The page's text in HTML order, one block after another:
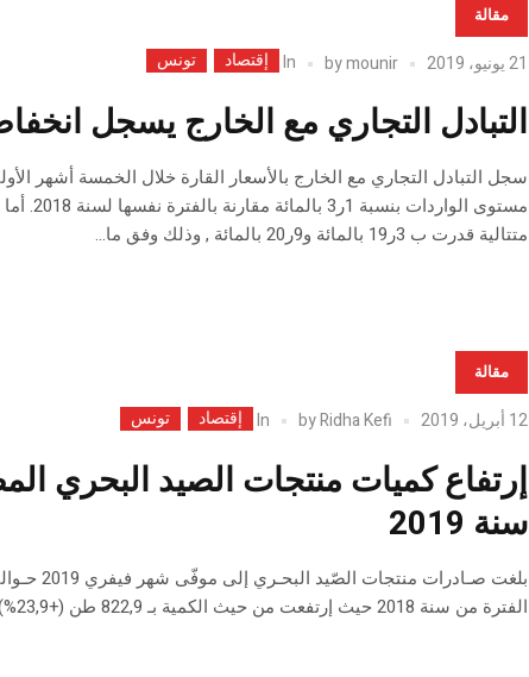
مقالة
21 يونيو، 2019 bymounir
In إقتصاد تونس
التبادل التجاري مع الخارج يسجل
مستوى
متتالية قدرت ب 3ر19 بالمائة و9ر20 بالمائة , وذلك وفق ما...
مقالة
12 أبريل، 2019 byRidha Kefi
In إقتصاد تونس
سنة 2019
الفترة من سنة 2018 حيث إرتفعت من حيث الكمية بـ 822,9 طن (+23,9%) ومن حيث القيمة بـ 4,7 م.د (+7,3%).